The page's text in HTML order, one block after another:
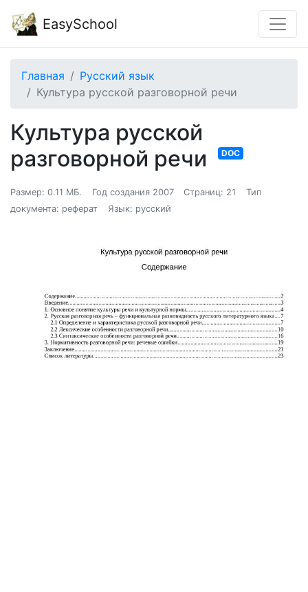
EasySchool
Главная
Русский язык
Культура русской разговорной речи
Культура русской
разговорной речи
DOC
Размер: 0.11 МБ. Год создания 2007 Страниц: 21
Тип
документа: реферат
Язык: русский